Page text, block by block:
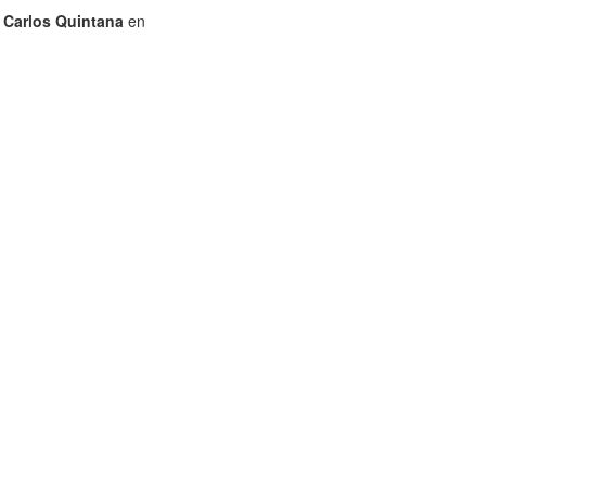
Carlos Quintana en